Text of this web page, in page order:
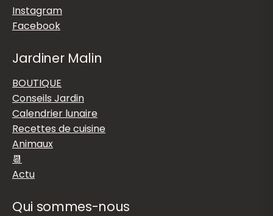
Instagram
Facebook
Jardiner Malin
BOUTIQUE
Conseils Jardin
Calendrier lunaire
Recettes de cuisine
Animaux
📆
Actu
Qui sommes-nous